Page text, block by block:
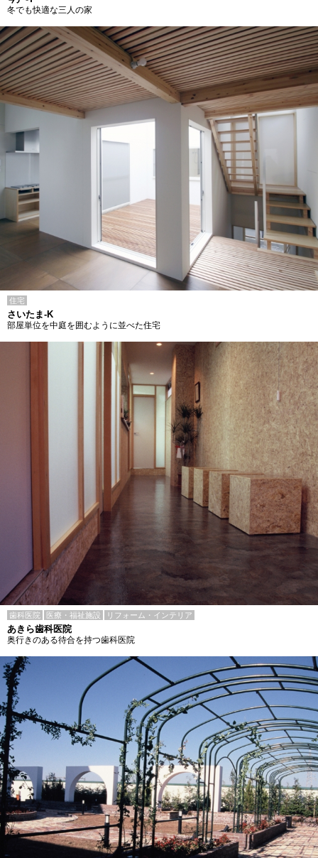
冬でも快適な三人の家
住宅
さいたま-K
部屋単位を中庭を囲むように並べた住宅
歯科医院 医療・福祉施設 リフォーム・インテリア
あきら歯科医院
奥行きのある待合を持つ歯科医院